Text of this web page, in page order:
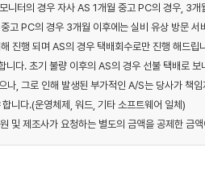
터의 경우 자사 AS 1개월 중고 PC의 경우, 3개
PC의 경우 3개월 이후에는 실비 유상 방문
진행 되며 AS의 경우 택배회수로만 진행 해드
다. 초기 불량 이후의 AS의 경우 선불 택배로
, 그로 인해 발생된 부가적인 A/S는 당사가 책
니다.(운영체제, 워드, 기타 소프트웨어 일체)
및 제조사가 요청하는 별도의 금액을 공제한 금